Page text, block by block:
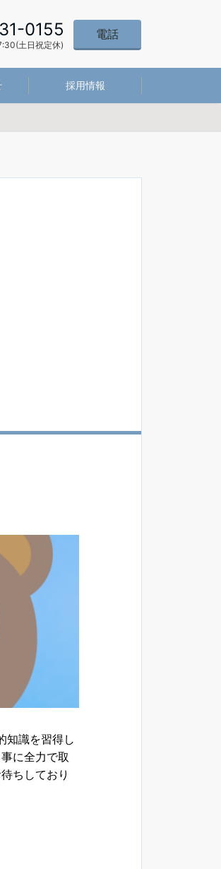
0155
土日祝定休)
電話
採用情報
知識を習得し
に全力で取
ちしており